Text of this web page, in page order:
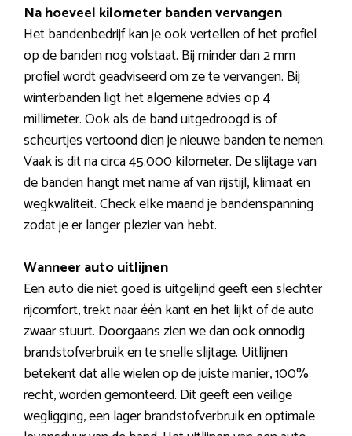
Na hoeveel kilometer banden vervangen
Het bandenbedrijf kan je ook vertellen of het profiel
op de banden nog volstaat. Bij minder dan 2 mm
profiel wordt geadviseerd om ze te vervangen. Bij
winterbanden ligt het algemene advies op 4
millimeter. Ook als de band uitgedroogd is of
scheurtjes vertoond dien je nieuwe banden te nemen.
Vaak is dit na circa 45.000 kilometer. De slijtage van
de banden hangt met name af van rijstijl, klimaat en
wegkwaliteit. Check elke maand je bandenspanning
zodat je er langer plezier van hebt.
Wanneer auto uitlijnen
Een auto die niet goed is uitgelijnd geeft een slechter
rijcomfort, trekt naar één kant en het lijkt of de auto
zwaar stuurt. Doorgaans zien we dan ook onnodig
brandstofverbruik en te snelle slijtage. Uitlijnen
betekent dat alle wielen op de juiste manier, 100%
recht, worden gemonteerd. Dit geeft een veilige
wegligging, een lager brandstofverbruik en optimale